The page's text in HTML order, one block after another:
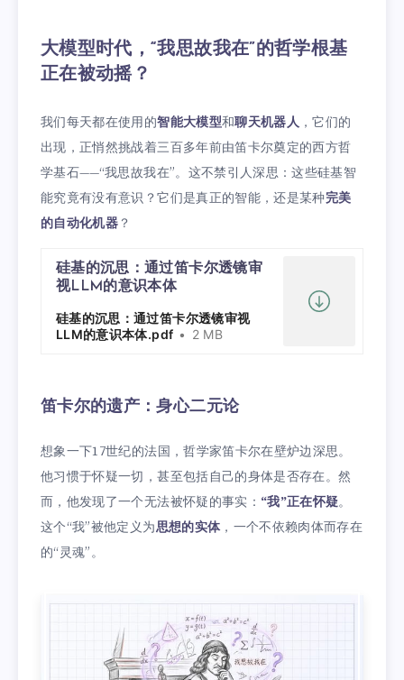
大模型时代，“我思故我在”的哲学根基
正在被动摇？
我们每天都在使用的智能大模型和聊天机器人 ，它们的
出现，正悄然挑战着三百多年前由笛卡尔奠定的西方哲
学基石——“我思故我在”。这不禁引人深思：这些硅基智
能究竟有没有意识？它们是真正的智能，还是某种完美
的自动化机器 ？
硅基的沉思：通过笛卡尔透镜审
视LLM的意识本体
硅基的沉思：通过笛卡尔透镜审视
LLM的意识本体.pdf
2 MB
笛卡尔的遗产：身心二元论
想象一下17世纪的法国，哲学家笛卡尔在壁炉边深思。
他习惯于怀疑一切，甚至包括自己的身体是否存在。然
而，他发现了一个无法被怀疑的事实： “我”正在怀疑。
这个“我”被他定义为思想的实体，一个不依赖肉体而存在
的“灵魂”。